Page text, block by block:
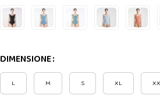
DIMENSIONE
L M S XL